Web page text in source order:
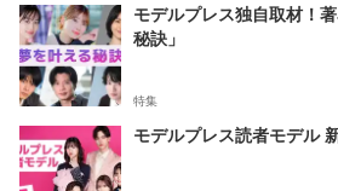
モデルプレス独自取材！
秘訣」
特集
モデルプレス読者モデル